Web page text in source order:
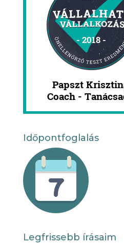
Időpontfoglalás
Legfrissebb írásaim